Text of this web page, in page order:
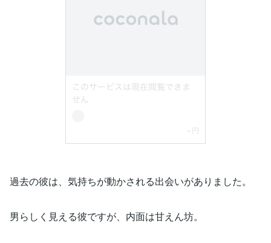
過去の彼は、気持ちが動かされる出会いがありました。
男らしく見える彼ですが、内面は甘えん坊。